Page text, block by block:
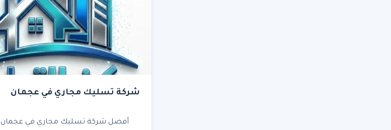
شركة تسليك مجاري في عجمان
أفضل شركة تسليك مجاري في عجمان |